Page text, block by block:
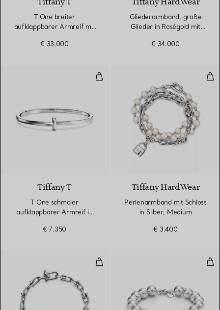
T One breiter
aufklappbarer Armreif mit
€ 33.000
Gliederarmband, große
Glieder in Roségold mit
€ 34.000
T One schmaler aufklappbarer
Tiffany T
T One schmaler
aufklappbarer Armreif in
€ 7.350
Tiffany HardWear
Perlenarmband mit Schloss
in Silber, Medium
€ 3.400
Kleines Gliederarmband in